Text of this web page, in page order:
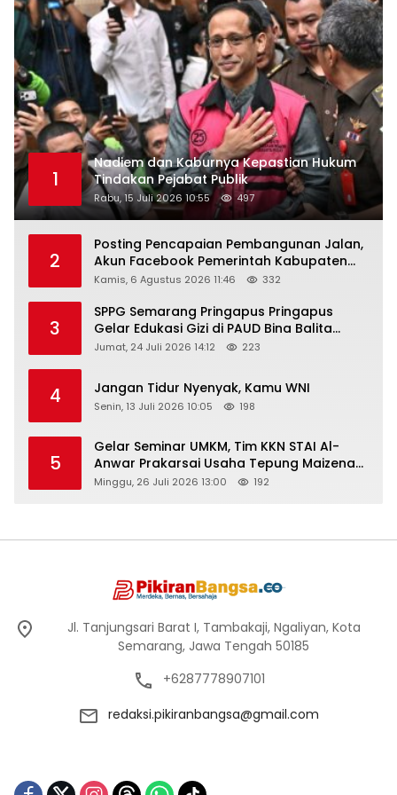
1
Nadiem dan Kaburnya Kepastian Hukum
Tindakan Pejabat Publik
Rabu, 15 Juli 2026 10:55 497
2
Posting Pencapaian Pembangunan Jalan,
Akun Facebook Pemerintah Kabupaten
Rembang “Dirujak” Warganet
Kamis, 6 Agustus 2026 11:46 332
3
SPPG Semarang Pringapus Pringapus
Gelar Edukasi Gizi di PAUD Bina Balita
Peringati Hari Anak Nasional 2026
Jumat, 24 Juli 2026 14:12 223
4 Jangan Tidur Nyenyak, Kamu WNI
Senin, 13 Juli 2026 10:05 198
5
Gelar Seminar UMKM, Tim KKN STAI Al-
Anwar Prakarsai Usaha Tepung Maizena
di Logung
Minggu, 26 Juli 2026 13:00 192
Jl. Tanjungsari Barat I, Tambakaji, Ngaliyan, Kota
Semarang, Jawa Tengah 50185
+6287778907101
redaksi.pikiranbangsa@gmail.com